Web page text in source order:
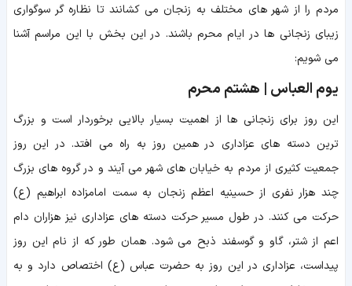
مردم را از شهر های مختلف به زنجان می کشانند تا نظاره گر سوگواری
زیبای زنجانی ها در ایام محرم باشند. در این بخش با این مراسم آشنا
می شویم:
یوم العباس | هشتم محرم
این روز برای زنجانی ها از اهمیت بسیار بالایی برخوردار است و بزرگ
ترین دسته های عزاداری در همین روز به راه می افتد. در این روز
جمعیت کثیری از مردم به خیابان های شهر می آیند و در گروه های بزرگ
چند هزار نفری از حسینیه اعظم زنجان به سمت امامزاده ابراهیم (ع)
حرکت می کنند. در طول مسیر حرکت دسته های عزاداری نیز هزاران دام
اعم از شتر، گاو و گوسفند ذبح می شود. همان طور که از نام این روز
پیداست، عزاداری در این روز به حضرت عباس (ع) اختصاص دارد و به